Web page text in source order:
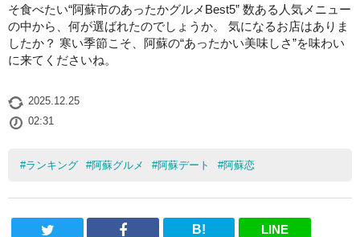
そ食べたい“阿蘇市のあったかグルメBest5” 数ある人気メニュー
の中から、何が選ばれたのでしょうか。 気になるお店はありま
したか？ 寒い季節こそ、阿蘇の“あったかい美味しさ”を味わい
に来てくださいね。
2025.12.25
02:31
#ランキング #阿蘇グルメ #阿蘇デート #阿蘇恋
B! LINE